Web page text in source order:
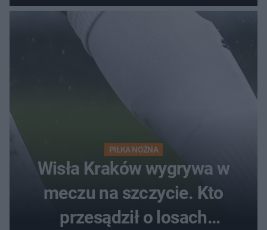
PIŁKA NOŻNA
Wisła Kraków wygrywa w
meczu na szczycie. Kto
przesądził o losach